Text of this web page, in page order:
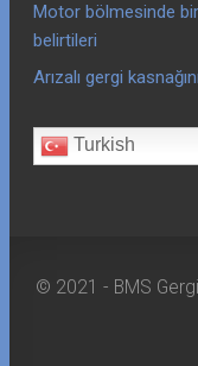
Motor bölmesinde bir
belirtileri
Arızalı gergi
Turkish
© 2021 - BMS